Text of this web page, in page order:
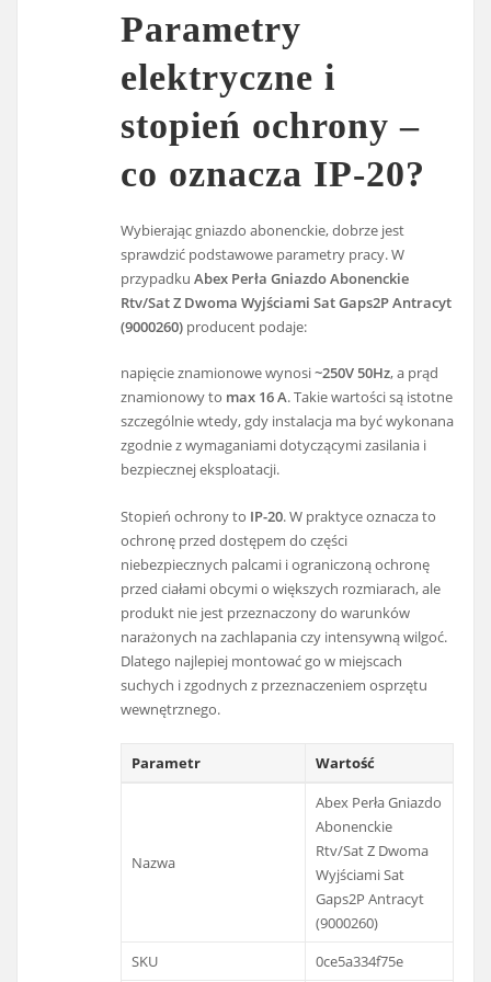
Parametry
elektryczne i
stopień ochrony –
co oznacza IP-20?
Wybierając gniazdo abonenckie, dobrze jest
sprawdzić podstawowe parametry pracy. W
przypadkuAbex Perła Gniazdo Abonenckie
Rtv/Sat Z Dwoma Wyjściami Sat Gaps2P Antracyt
(9000260) producent podaje:
napięcie znamionowe wynosi~250V 50Hz, a prąd
znamionowy to max 16 A. Takie wartości są istotne
szczególnie wtedy, gdy instalacja ma być wykonana
zgodnie z wymaganiami dotyczącymi zasilania i
bezpiecznej eksploatacji.
Stopień ochrony to IP-20. W praktyce oznacza to
ochronę przed dostępem do części
niebezpiecznych palcami i ograniczoną ochronę
przed ciałami obcymi o większych rozmiarach, ale
produkt nie jest przeznaczony do warunków
narażonych na zachlapania czy intensywną wilgoć.
Dlatego najlepiej montować go w miejscach
suchych i zgodnych z przeznaczeniem osprzętu
wewnętrznego.
Parametr Wartość
Nazwa
Abex Perła Gniazdo
Abonenckie
Rtv/Sat Z Dwoma
Wyjściami Sat
Gaps2P Antracyt
(9000260)
SKU
0ce5a334f75e